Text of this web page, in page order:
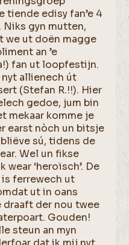
tiende edisy fan’e 4
Niks gyn mutten,
we ut doën magge
an ’e
fan ut loopfestijn.
allienech út
(Stefan R.!!). Hier
gedoe, jum bin
mekaar komme je
earst nòch un bitsje
sú, tidens de
Wel un fikse
‘heroïsch’. De
ferrewech ut
ut in oans
draaft der nou twee
Gouden!
steun an myn